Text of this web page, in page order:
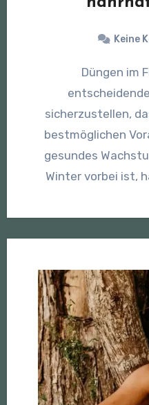
Keine
Düngen im Frühjahr ist von
sicherzustellen,
bestmöglichen
gesundes
Winter vorbei ist,